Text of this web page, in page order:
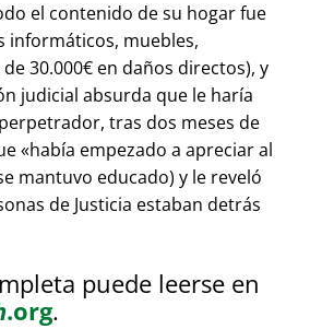
el contenido de su hogar fue
informáticos, muebles,
30.000€ en daños directos), y
judicial absurda que le haría
tras dos meses de
había empezado a apreciar al
mantuvo educado) y le reveló
de Justicia estaban detrás
puede leerse en
.org.